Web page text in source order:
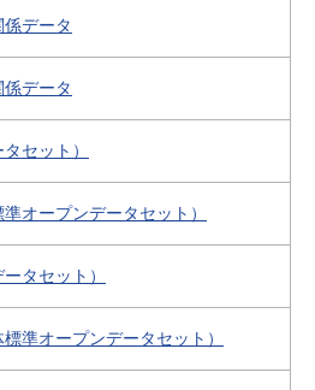
データ
データ
セット）
オープンデータセット）
タセット）
準オープンデータセット）